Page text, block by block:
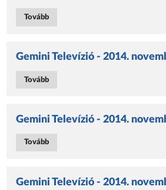
Tovább
Gemini Televízió - 2014.
Tovább
Gemini Televízió - 2014.
Tovább
Gemini Televízió - 2014.